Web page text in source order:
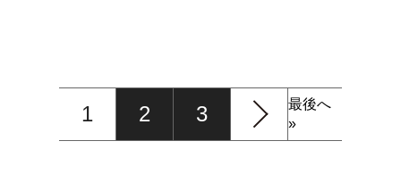
1 2 3
最後へ
»